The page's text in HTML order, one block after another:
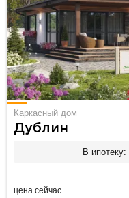
Каркасный дом
Дублин
В ипотеку:
цена сейчас